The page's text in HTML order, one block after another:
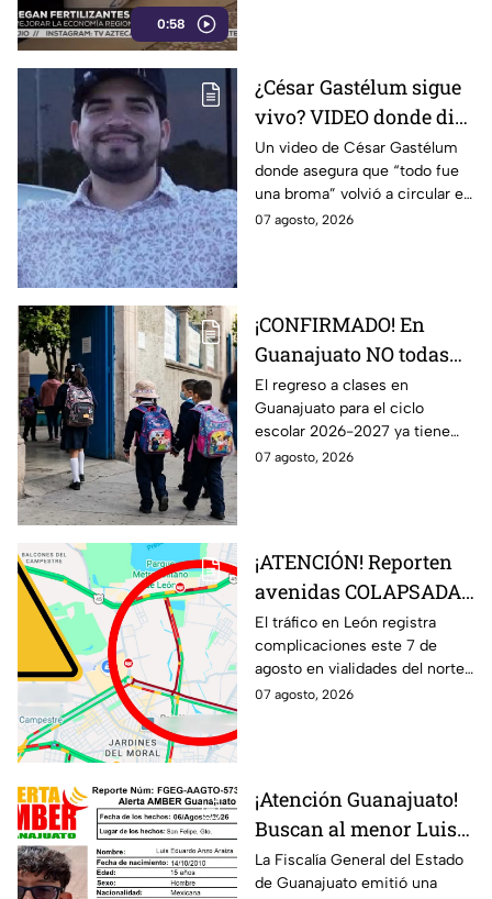
0:58
¿César Gastélum sigue
vivo? VIDEO donde dice
que “todo fue una
broma” SE VIRALIZA
en redes; esto se sabe
Un video de César Gastélum
donde asegura que “todo fue
una broma” volvió a circular en
redes sociales y generó dudas
07 agosto, 2026
¡CONFIRMADO! En
Guanajuato NO todas
las escuelas regresan a
clases el 31 de agosto;
esto debes saber
El regreso a clases en
Guanajuato para el ciclo
escolar 2026-2027 ya tiene
fecha, pero no todos los
07 agosto, 2026
¡ATENCIÓN! Reporten
avenidas COLAPSADAS
en el Morelos, Las
Torres y San Juan
Bosco, en León HOY 7
de agosto ¿Qué pasó?
El tráfico en León registra
complicaciones este 7 de
agosto en vialidades del norte
de la ciudad. Bulevar Morelos,
07 agosto, 2026
¡Atención Guanajuato!
Buscan al menor Luis
Eduardo Anzo Araiza
desaparecido en San
La Fiscalía General del Estado
de Guanajuato emitió una